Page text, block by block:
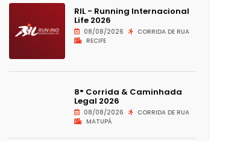
RIL - Running Internacional
Life 2026
08/08/2026
CORRIDA DE RUA
RECIFE
8° Corrida & Caminhada
Legal 2026
08/08/2026
CORRIDA DE RUA
MATUPÁ